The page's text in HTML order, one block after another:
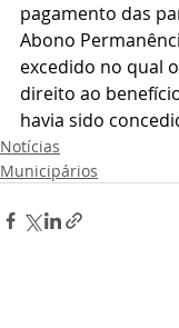
pagamento das
Abono
excedido no qual
direito ao
havia sido
Notícias
Municipários